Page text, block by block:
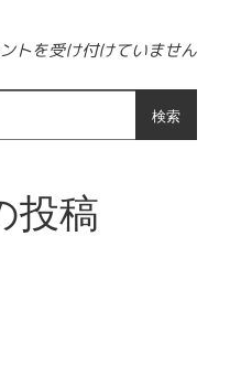
ジットカード】クレジットカ
トを受け付けていません
検索
投稿